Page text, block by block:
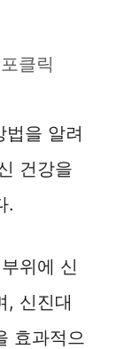
클릭
을 알려
건강을
.
위에 신
, 신진대
효과적으